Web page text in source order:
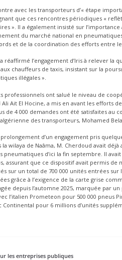
avec les transporteurs d’« étape
que ces rencontres périodiques «
». Il a également insisté sur
du marché national en
et de la coordination des efforts entre
réaffirmé l’engagement d’Iris à relever la
chauffeurs de taxis, insistant sur la
illégales ».
professionnels ont salué le niveau de
Ait El Hocine, a mis en avant les efforts
de 4 000 demandes ont été satisfaites au
des transporteurs, Mohamed
d’un engagement pris
wilaya de Naâma, M. Cherdoud avait
pneumatiques d’ici la fin septembre. Il
assurant que ce dispositif avait permis
sur un total de 700 000 unités entrées
grâce à l’exigence de la carte grise
depuis l’automne 2025, marquée par
l’italien Prometeon pour 500 000 pneus
Continental pour 6 millions d’unités
les entreprises publiques